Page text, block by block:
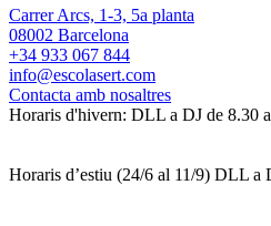
Carrer Arcs, 1-3, 5a planta
08002 Barcelona
+34 933 067 844
info@escolasert.com
Contacta amb nosaltres
Horaris d'hivern: DLL a DJ de 8.30
Horaris d’estiu (24/6 al 11/9) DLL a